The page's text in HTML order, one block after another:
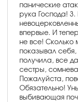
панические
рука Господа!
впервые. И
не все! Сколько
показывал себя,
получила, все
сестры,
Пожалуйста,
Обязательно!
выбивающая